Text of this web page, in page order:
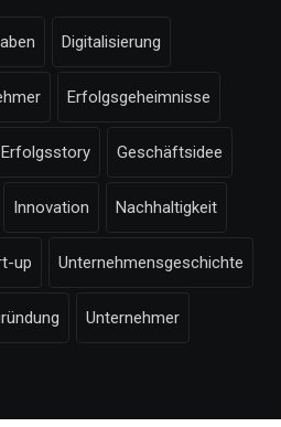
Digitalisierung
Erfolgsgeheimnisse
Erfolgsstory Geschäftsidee
Innovation Nachhaltigkeit
up Unternehmensgeschichte
Unternehmer